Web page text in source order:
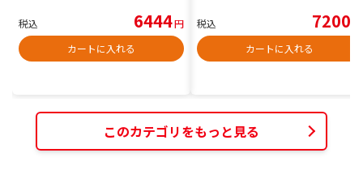
税込 6444円
カートに入れる
税込 7200
カートに入れる
このカテゴリをもっと見る